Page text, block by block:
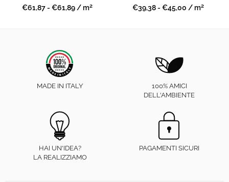
Prezzo
€61,87 - €61,89 / m2
Prezzo
€39,38 - €45,00 / m2
MADE IN ITALY
100% AMICI
DELL'AMBIENTE
HAI UN'IDEA?
LA REALIZZIAMO
PAGAMENTI SICURI